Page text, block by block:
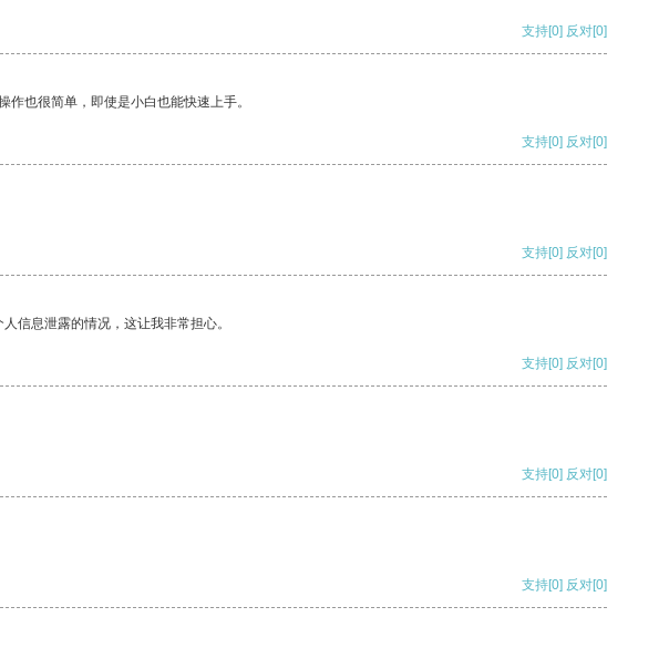
支持[0] 反对[0]
也很简单，即使是小白也能快速上手。
支持[0] 反对[0]
支持[0] 反对[0]
信息泄露的情况，这让我非常担心。
支持[0] 反对[0]
支持[0] 反对[0]
支持[0] 反对[0]